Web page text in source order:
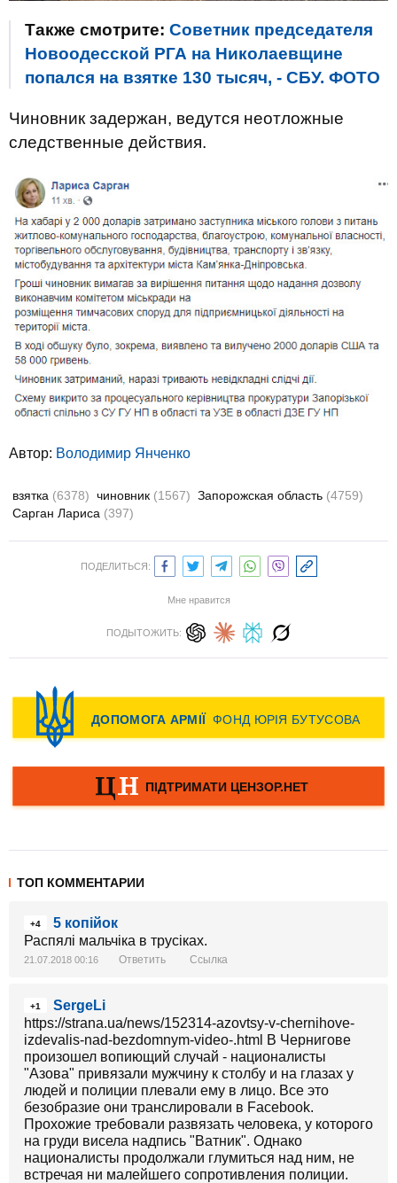
Также смотрите: Советник председателя
Новоодесской РГА на Николаевщине
попался на взятке 130 тысяч, - СБУ. ФОТО
Чиновник задержан, ведутся неотложные
следственные действия.
Автор: Володимир Янченко
взятка (6378) чиновник (1567) Запорожская область (4759)
Сарган Лариса (397)
ПОДЕЛИТЬСЯ:
Мне нравится
ПОДЫТОЖИТЬ:
ТОП КОММЕНТАРИИ
+4
5 копійок
Распялі мальчіка в трусіках.
21.07.2018 00:16 Ответить Ссылка
+1
SergeLi
https://strana.ua/news/152314-azovtsy-v-chernihove-
izdevalis-nad-bezdomnym-video-.html В Чернигове
произошел вопиющий случай - националисты
"Азова" привязали мужчину к столбу и на глазах у
людей и полиции плевали ему в лицо. Все это
безобразие они транслировали в Facebook.
Прохожие требовали развязать человека, у которого
на груди висела надпись "Ватник". Однако
националисты продолжали глумиться над ним, не
встречая ни малейшего сопротивления полиции.